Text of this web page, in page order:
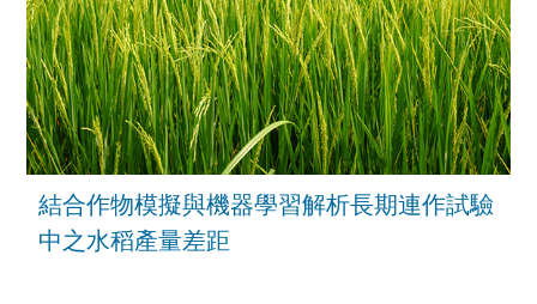
結合作物模擬與機器學習解析長期連作試驗
中之水稻產量差距